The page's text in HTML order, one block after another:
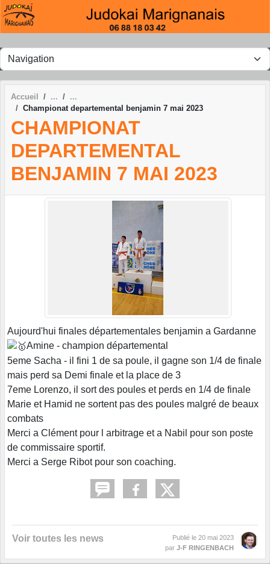
Accueil
Championat departemental benjamin 7 mai 2023
CHAMPIONAT
DEPARTEMENTAL
BENJAMIN 7 MAI 2023
Aujourd'hui finales départementales benjamin a Gardanne
Amine - champion départemental
5eme Sacha - il fini 1 de sa poule, il gagne son 1/4 de finale
mais perd sa Demi finale et la place de 3
7eme Lorenzo, il sort des poules et perds en 1/4 de finale
Marie et Hamid ne sortent pas des poules malgré de beaux
combats
Merci a Clément pour l arbitrage et a Nabil pour son poste
de commissaire sportif.
Merci a Serge Ribot pour son coaching.
Voir toutes les news Publié le 20 mai 2023
par J-F RINGENBACH
Panneau de gestion des cookies